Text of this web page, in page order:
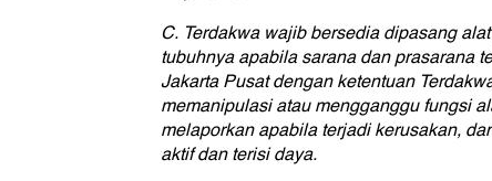
C. Terdakwa wajib bersedia dipasang
tubuhnya apabila sarana dan prasarana
Jakarta Pusat dengan ketentuan
memanipulasi atau mengganggu fungsi
melaporkan apabila terjadi kerusakan,
aktif dan terisi daya.